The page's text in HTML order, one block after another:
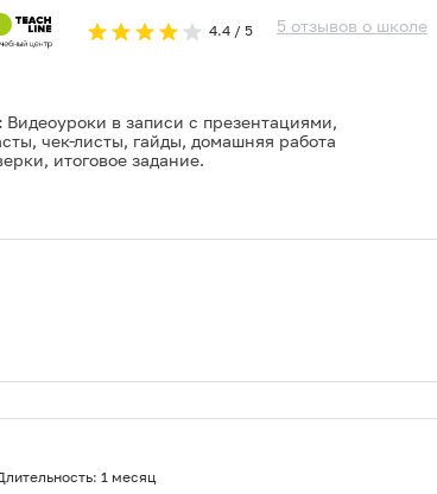
4.4 / 5 5 отзывов о школе
Видеоуроки в записи с презентациями,
чек-листы, гайды, домашняя работа
итоговое задание.
1 месяц